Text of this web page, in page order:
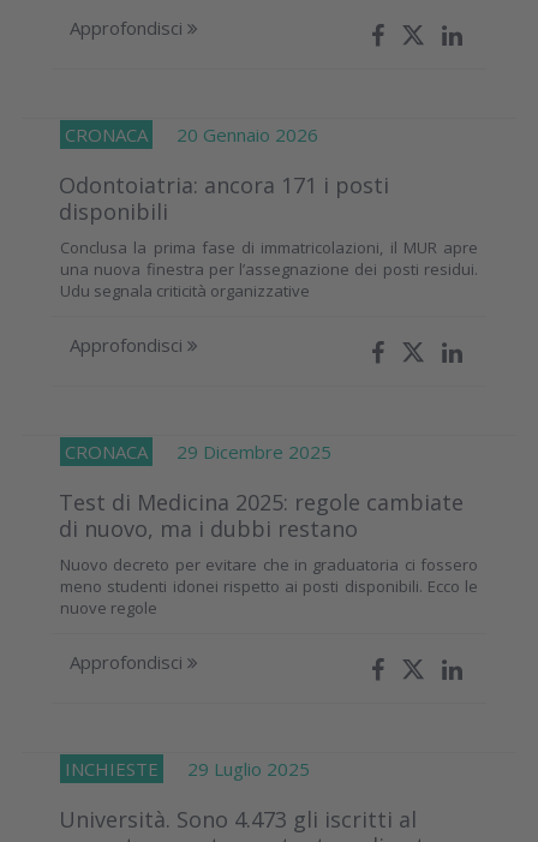
Approfondisci
CRONACA 20 Gennaio 2026
Odontoiatria: ancora 171 i posti
disponibili
Conclusa la prima fase di immatricolazioni, il MUR apre
una nuova finestra per l’assegnazione dei posti residui.
Udu segnala criticità organizzative
Approfondisci
CRONACA 29 Dicembre 2025
Test di Medicina 2025: regole cambiate
di nuovo, ma i dubbi restano
Nuovo decreto per evitare che in graduatoria ci fossero
meno studenti idonei rispetto ai posti disponibili. Ecco le
nuove regole
Approfondisci
INCHIESTE 29 Luglio 2025
Università. Sono 4.473 gli iscritti al